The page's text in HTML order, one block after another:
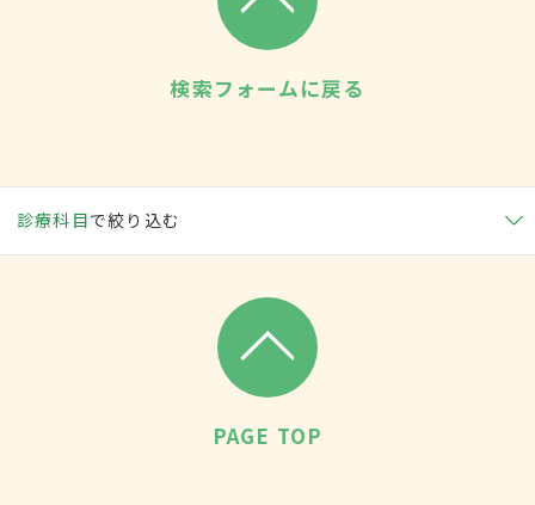
検索フォームに戻る
診療科目で絞り込む
PAGE TOP